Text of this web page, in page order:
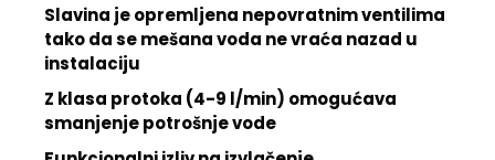
Slavina je opremljena nepovratnim ventilima
tako da se mešana voda ne vraća nazad u
instalaciju
Z klasa protoka (4-9 l/min) omogućava
smanjenje potrošnje vode